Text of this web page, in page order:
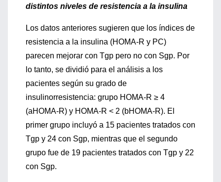
distintos niveles de resistencia a la insulina
Los datos anteriores sugieren que los índices de
resistencia a la insulina (HOMA-R y PC)
parecen mejorar con Tgp pero no con Sgp. Por
lo tanto, se dividió para el análisis a los
pacientes según su grado de
insulinorresistencia: grupo HOMA-R ≥ 4
(aHOMA-R) y HOMA-R < 2 (bHOMA-R). El
primer grupo incluyó a 15 pacientes tratados con
Tgp y 24 con Sgp, mientras que el segundo
grupo fue de 19 pacientes tratados con Tgp y 22
con Sgp.